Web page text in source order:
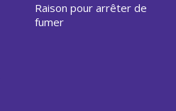
Raison pour arrêter de
fumer